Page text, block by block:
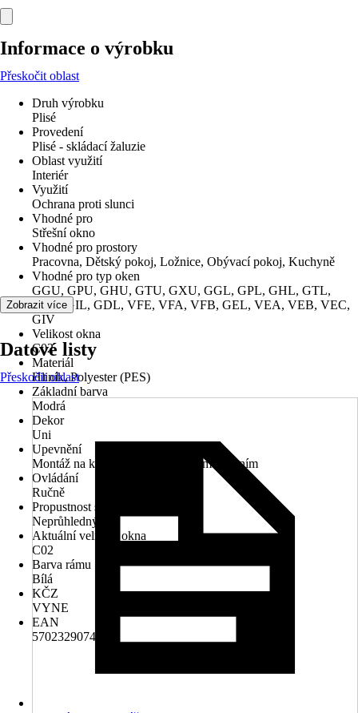
Informace o výrobku
Přeskočit oblast
Druh výrobku
Plisé
Provedení
Plisé - skládací žaluzie
Oblast využití
Interiér
Využití
Ochrana proti slunci
Vhodné pro
Střešní okno
Vhodné pro prostory
Pracovna, Dětský pokoj, Ložnice, Obývací pokoj, Kuchyně
Vhodné pro typ oken
GGU, GPU, GHU, GTU, GXU, GGL, GPL, GHL, GTL,
GXL, GIL, GDL, VFE, VFA, VFB, GEL, VEA, VEB, VEC,
GIV
Velikost okna
C02
Materiál
Hliník, Polyester (PES)
Základní barva
Modrá
Dekor
Uni
Upevnění
Montáž na křídlo, Montáž s bočním vedením
Ovládání
Ručně
Propustnost světla
Neprůhledný
Aktuální velikost okna
C02
Barva rámu
Bílá
KČZ
VYNE
EAN
5702329074490
Zobrazit více
Datové listy
Přeskočit oblast